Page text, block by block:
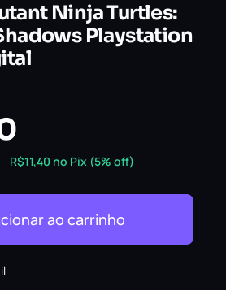
Ninja Turtles:
Playstation
R$11,40 no Pix (5% off)
ao carrinho